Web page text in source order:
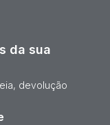
da sua
devolução